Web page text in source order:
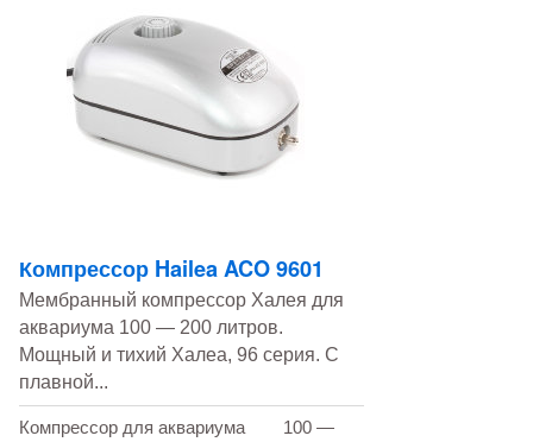
Компрессор Hailea ACO 9601
Мембранный компрессор Халея для
аквариума 100 — 200 литров.
Мощный и тихий Халеа, 96 серия. С
плавной...
Компрессор для аквариума
100 —